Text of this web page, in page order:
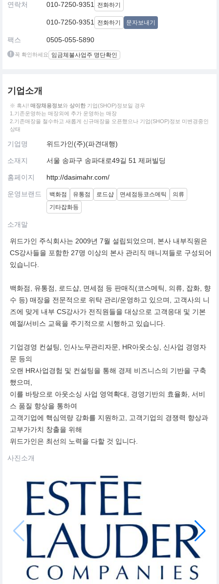
연락처 010-7250-9351 전화하기
010-7250-9351 전화하기 문자보내기
팩스 0505-055-5890
꼭 확인하세요 임금체불사업주 명단확인
기업소개
※ 혹시! 매장채용정보와 상이한 기업(SHOP)정보일 경우
1.기존운영하는 매장외에 추가 운영하는 매장
2.기존매장을 철수하고 새롭게 신규매장을 오픈했으나 기업(SHOP)정보 미변경중인
상태
기업명 위드가인(주)(파견대행)
소재지 서울 송파구 송파대로49길 51 제퍼빌딩
홈페이지 http://dasimahr.com/
운영브랜드 백화점 유통점 로드샵 면세점등코스메틱
의류
기타잡화등
소개말
위드가인 주식회사는 2009년 7월 설립되었으며, 본사 내부직원은
CS강사들을 포함한 27명 이상의 본사 관리직 매니져들로 구성되어
있습니다.
백화점, 유통점, 로드샵, 면세점 등 판매직(코스메틱, 의류, 잡화, 향
수 등) 매장을 전문적으로 위탁 관리/운영하고 있으며, 고객사의 니
즈에 맞게 내부 CS강사가 전직원들을 대상으로 고객응대 및 기본
예절/서비스 교육을 주기적으로 시행하고 있습니다.
기업경영 컨설팅, 인사노무관리자문, HR아웃소싱, 신사업 경영자
문 등의
오랜 HR사업경험 및 컨설팅을 통해 경제 비즈니스의 기반을 구축
했으며,
이를 바탕으로 아웃소싱 사업 영역확대, 경영기반의 효율화, 서비
스 품질 향상을 통하여
고객기업에 핵심역량 강화를 지원하고, 고객기업의 경쟁력 향상과
고부가가치 창출을 위해
위드가인은 최선의 노력을 다할 것 입니다.
사진소개